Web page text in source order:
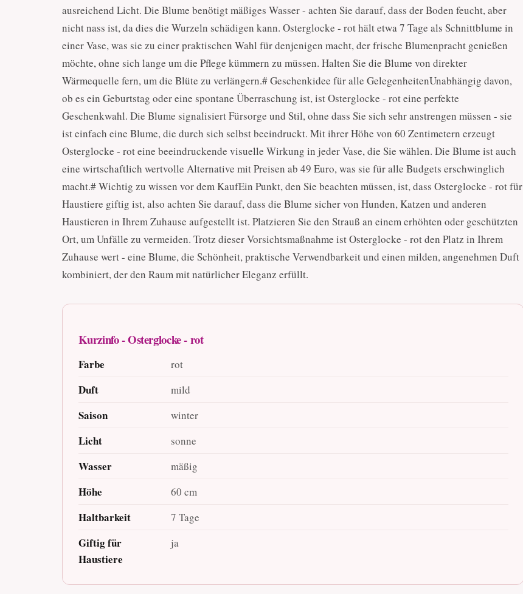
ausreichend Licht. Die Blume benötigt mäßiges Wasser - achten Sie darauf, dass der Boden feucht, aber
nicht nass ist, da dies die Wurzeln schädigen kann. Osterglocke - rot hält etwa 7 Tage als Schnittblume in
einer Vase, was sie zu einer praktischen Wahl für denjenigen macht, der frische Blumenpracht genießen
möchte, ohne sich lange um die Pflege kümmern zu müssen. Halten Sie die Blume von direkter
Wärmequelle fern, um die Blüte zu verlängern.# Geschenkidee für alle GelegenheitenUnabhängig davon,
ob es ein Geburtstag oder eine spontane Überraschung ist, ist Osterglocke - rot eine perfekte
Geschenkwahl. Die Blume signalisiert Fürsorge und Stil, ohne dass Sie sich sehr anstrengen müssen - sie
ist einfach eine Blume, die durch sich selbst beeindruckt. Mit ihrer Höhe von 60 Zentimetern erzeugt
Osterglocke - rot eine beeindruckende visuelle Wirkung in jeder Vase, die Sie wählen. Die Blume ist auch
eine wirtschaftlich wertvolle Alternative mit Preisen ab 49 Euro, was sie für alle Budgets erschwinglich
macht.# Wichtig zu wissen vor dem KaufEin Punkt, den Sie beachten müssen, ist, dass Osterglocke - rot für
Haustiere giftig ist, also achten Sie darauf, dass die Blume sicher von Hunden, Katzen und anderen
Haustieren in Ihrem Zuhause aufgestellt ist. Platzieren Sie den Strauß an einem erhöhten oder geschützten
Ort, um Unfälle zu vermeiden. Trotz dieser Vorsichtsmaßnahme ist Osterglocke - rot den Platz in Ihrem
Zuhause wert - eine Blume, die Schönheit, praktische Verwendbarkeit und einen milden, angenehmen Duft
kombiniert, der den Raum mit natürlicher Eleganz erfüllt.
Kurzinfo - Osterglocke - rot
Farbe rot
Duft mild
Saison winter
Licht sonne
Wasser mäßig
Höhe 60 cm
Haltbarkeit 7 Tage
Giftig für
Haustiere
ja